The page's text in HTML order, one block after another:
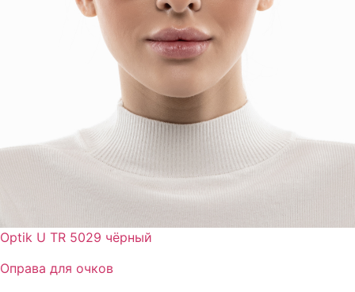
Optik U TR 5029 чёрный
Оправа для очков